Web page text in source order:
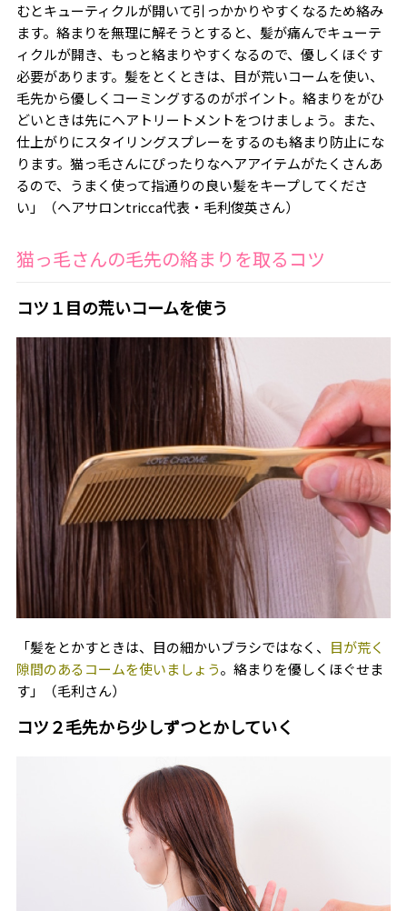
むとキューティクルが開いて引っかかりやすくなるため絡み
ます。絡まりを無理に解そうとすると、髪が痛んでキューテ
ィクルが開き、もっと絡まりやすくなるので、優しくほぐす
必要があります。髪をとくときは、目が荒いコームを使い、
毛先から優しくコーミングするのがポイント。絡まりをがひ
どいときは先にヘアトリートメントをつけましょう。また、
仕上がりにスタイリングスプレーをするのも絡まり防止にな
ります。猫っ毛さんにぴったりなヘアアイテムがたくさんあ
るので、うまく使って指通りの良い髪をキープしてくださ
い」（ヘアサロンtricca代表・毛利俊英さん）
猫っ毛さんの毛先の絡まりを取るコツ
コツ１目の荒いコームを使う
「髪をとかすときは、目の細かいブラシではなく、 目が荒く
隙間のあるコームを使いましょう。絡まりを優しくほぐせま
す」（毛利さん）
コツ２毛先から少しずつとかしていく